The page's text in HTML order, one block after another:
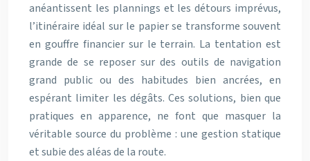
anéantissent les plannings et les détours imprévus,
l’itinéraire idéal sur le papier se transforme souvent
en gouffre financier sur le terrain. La tentation est
grande de se reposer sur des outils de navigation
grand public ou des habitudes bien ancrées, en
espérant limiter les dégâts. Ces solutions, bien que
pratiques en apparence, ne font que masquer la
véritable source du problème : une gestion statique
et subie des aléas de la route.